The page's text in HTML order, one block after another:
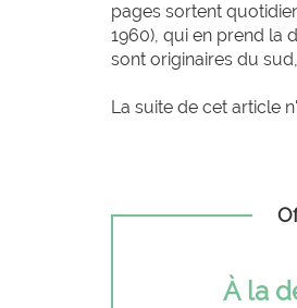
pages sortent
1960), qui en prend la
sont originaires du
La suite de cet article
À la